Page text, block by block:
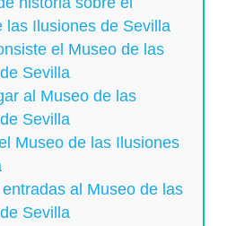
las Ilusiones de Sevilla
el Museo de las
Sevilla
al Museo de las
Sevilla
Museo de las Ilusiones
al Museo de las
Sevilla